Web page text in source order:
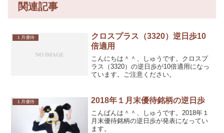
関連記事
１月優待
クロスプラス（3320）逆日歩10
倍適用
こんにちは＾＾、しゅうです。クロスプ
ラス（3320）の逆日歩が10倍適用になっ
ています。ご注意ください。
１月優待 2018年１月末優待銘柄の逆日歩
こんばんは＾＾、しゅうです。2018年１
月末優待銘柄の逆日歩が発表になってい
ます。